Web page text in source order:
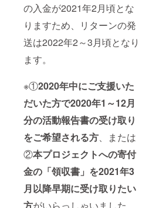
の入金が2021年2月頃とな
りますため、リターンの発
送は2022年2～3月頃となり
ます。
※①2020年中にご支援いた
だいた方で2020年1～12月
分の活動報告書の受け取り
をご希望される方、または
②本プロジェクトへの寄付
金の「領収書」を2021年3
月以降早期に受け取りたい
方がいらっしゃいました